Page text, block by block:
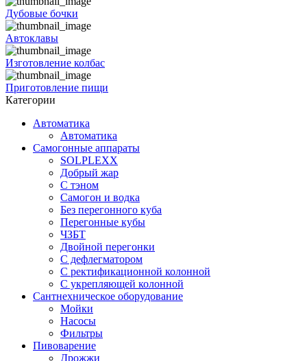
Дубовые бочки
Автоклавы
Изготовление колбас
Приготовление пищи
Категории
Автоматика
Автоматика
Самогонные аппараты
SOLPLEXX
Добрый жар
С тэном
Самогон и водка
Без перегонного куба
Перегонные кубы
ЧЗБТ
Двойной перегонки
С дефлегматором
С ректификационной колонной
С укрепляющей колонной
Сантнехническое оборудование
Мойки
Насосы
Фильтры
Пивоварение
Дрожжи